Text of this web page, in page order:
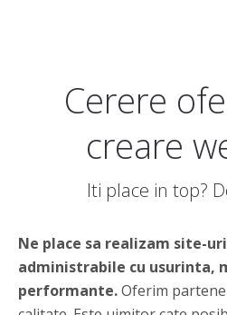
Cerere
creare
Iti place in top?
Ne place sa realizam site-
administrabile cu usurinta,
performante.Oferim